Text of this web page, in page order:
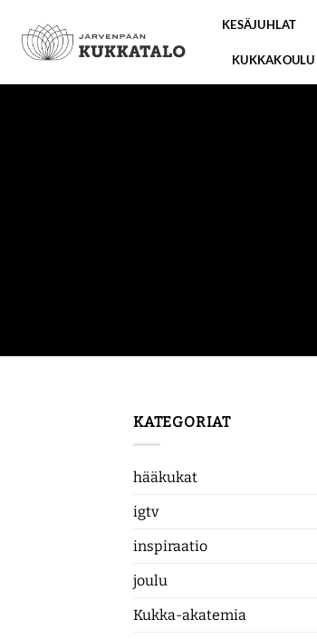
content
KESÄJUHLAT
KUKKAKOULU
KATEGORIAT
hääkukat
igtv
inspiraatio
joulu
Kukka-akatemia